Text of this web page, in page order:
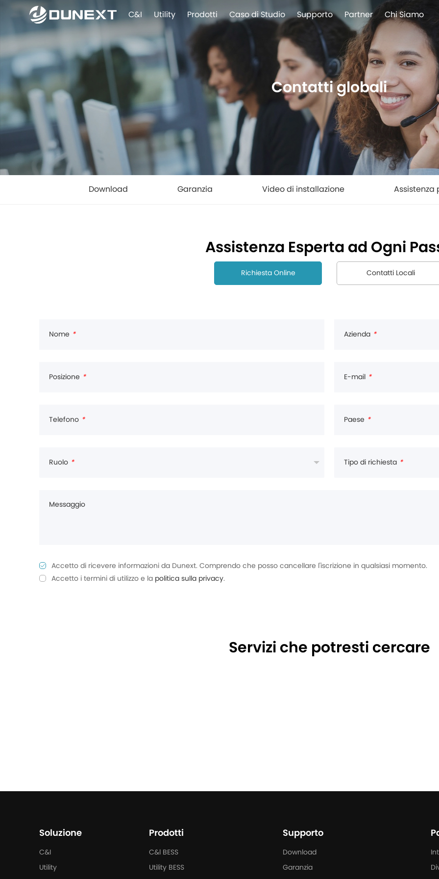
C&I Utility Prodotti Caso di Studio Supporto Partner Chi Siamo
Contatti globali
Download Garanzia Video di installazione
Assistenza Esperta ad Ogni
Richiesta Online Contatti Locali
Nome * Azienda *
Posizione * E-mail *
Telefono * Paese *
Ruolo * Tipo di richiesta *
Messaggio
Accetto di ricevere informazioni da Dunext. Comprendo che posso cancellare l'iscrizione in qualsiasi momento.
Accetto i termini di utilizzo e la politica sulla privacy.
Servizi che potresti cercare
Soluzione
C&I
Utility
Prodotti
C&l BESS
Utility BESS
Supporto
Download
Garanzia